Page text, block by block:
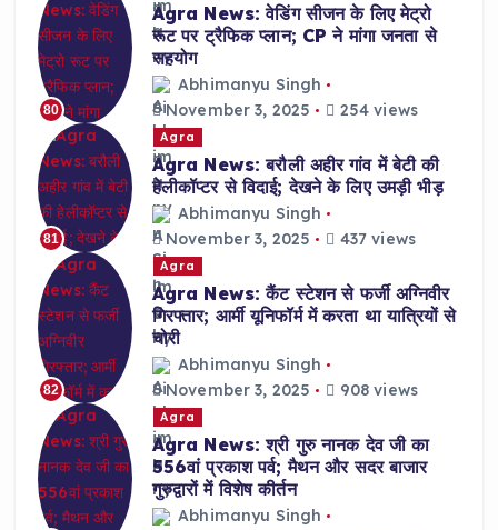
80
Agra News: वेडिंग सीजन के लिए मेट्रो
रूट पर ट्रैफिक प्लान; CP ने मांगा जनता से
सहयोग
Abhimanyu Singh
November 3, 2025
254 views
81
Agra
Agra News: बरौली अहीर गांव में बेटी की
हेलीकॉप्टर से विदाई; देखने के लिए उमड़ी भीड़
Abhimanyu Singh
November 3, 2025
437 views
82
Agra
Agra News: कैंट स्टेशन से फर्जी अग्निवीर
गिरफ्तार; आर्मी यूनिफॉर्म में करता था यात्रियों से
चोरी
Abhimanyu Singh
November 3, 2025
908 views
Agra
Agra News: श्री गुरु नानक देव जी का
556वां प्रकाश पर्व; मैथन और सदर बाजार
गुरुद्वारों में विशेष कीर्तन
Abhimanyu Singh